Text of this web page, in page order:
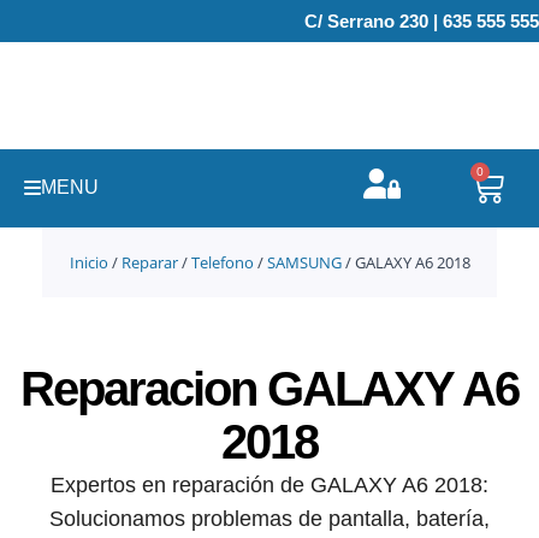
al
C/ Serrano 230 | 635 555 555
MENU
0
Inicio / Reparar/Telefono /SAMSUNG/ GALAXY A6 2018
Reparacion GALAXY A6
2018
Expertos en reparación de GALAXY A6 2018:
Solucionamos problemas de pantalla, batería,